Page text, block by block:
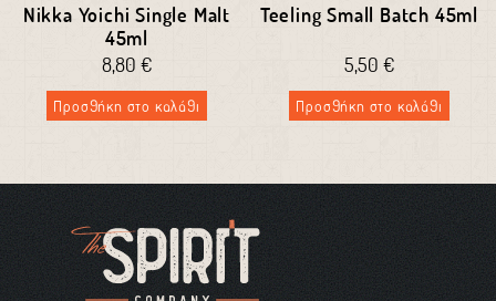
Nikka Yoichi Single Malt
45ml
8,80 €
Προσθήκη στο καλάθι
Teeling Small Batch 45ml
5,50 €
Προσθήκη στο καλάθι